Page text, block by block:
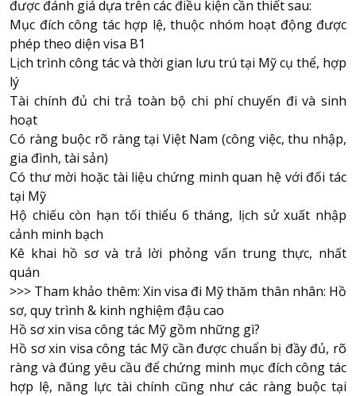
được đánh giá dựa trên các điều kiện cần thiết sau:
Mục đích công tác hợp lệ, thuộc nhóm hoạt động được
phép theo diện visa B1
Lịch trình công tác và thời gian lưu trú tại Mỹ cụ thể, hợp
lý
Tài chính đủ chi trả toàn bộ chi phí chuyến đi và sinh
hoạt
Có ràng buộc rõ ràng tại Việt Nam (công việc, thu nhập,
gia đình, tài sản)
Có thư mời hoặc tài liệu chứng minh quan hệ với đối tác
tại Mỹ
Hộ chiếu còn hạn tối thiểu 6 tháng, lịch sử xuất nhập
cảnh minh bạch
Kê khai hồ sơ và trả lời phỏng vấn trung thực, nhất
quán
>>> Tham khảo thêm: Xin visa đi Mỹ thăm thân nhân: Hồ
sơ, quy trình & kinh nghiệm đậu cao
Hồ sơ xin visa công tác Mỹ gồm những gì?
Hồ sơ xin visa công tác Mỹ cần được chuẩn bị đầy đủ, rõ
ràng và đúng yêu cầu để chứng minh mục đích công tác
hợp lệ, năng lực tài chính cũng như các ràng buộc tại